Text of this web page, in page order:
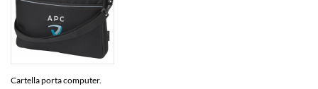
Cartella porta computer.